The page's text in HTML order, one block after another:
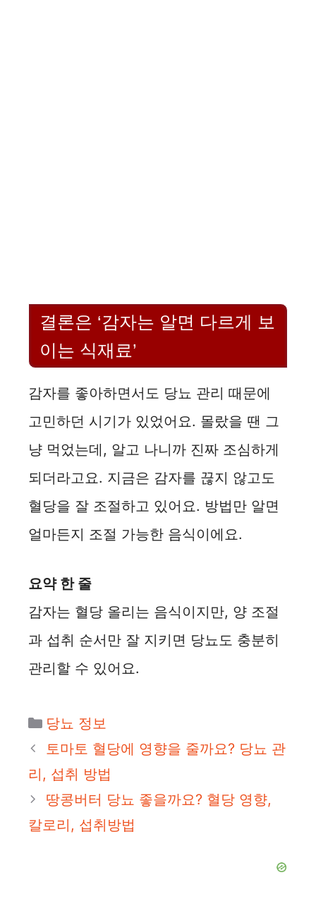
결론은 ‘감자는 알면 다르게 보
이는 식재료’
감자를 좋아하면서도 당뇨 관리 때문에
고민하던 시기가 있었어요. 몰랐을 땐 그
냥 먹었는데, 알고 나니까 진짜 조심하게
되더라고요. 지금은 감자를 끊지 않고도
혈당을 잘 조절하고 있어요. 방법만 알면
얼마든지 조절 가능한 음식이에요.
요약 한 줄
감자는 혈당 올리는 음식이지만, 양 조절
과 섭취 순서만 잘 지키면 당뇨도 충분히
관리할 수 있어요.
카
테
리
당뇨 정보
토마토 혈당에 영향을 줄까요? 당뇨 관
리, 섭취 방법
땅콩버터 당뇨 좋을까요? 혈당 영향,
칼로리, 섭취방법